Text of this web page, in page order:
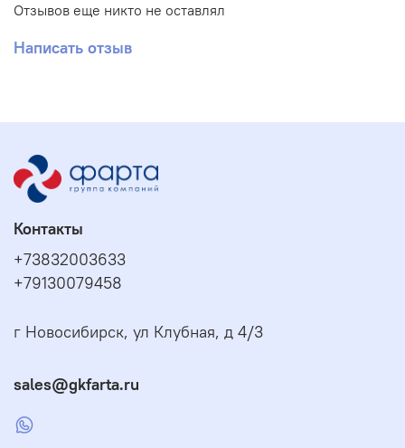
Отзывов еще никто не оставлял
Написать отзыв
Контакты
+73832003633
+79130079458
г Новосибирск, ул Клубная, д 4/3
sales@gkfarta.ru